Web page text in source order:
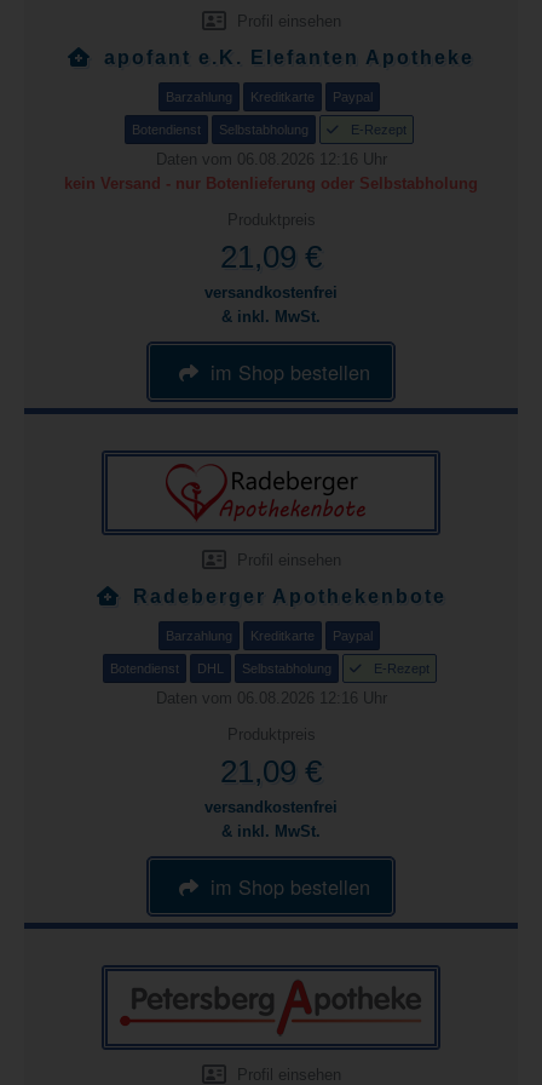
Profil einsehen
apofant e.K. Elefanten Apotheke
Barzahlung Kreditkarte Paypal
Botendienst Selbstabholung E-Rezept
Daten vom 06.08.2026 12:16 Uhr
kein Versand - nur Botenlieferung oder Selbstabholung
Produktpreis
21,09 €
versandkostenfrei
& inkl. MwSt.
im Shop bestellen
Profil einsehen
Radeberger Apothekenbote
Barzahlung Kreditkarte Paypal
Botendienst DHL Selbstabholung E-Rezept
Daten vom 06.08.2026 12:16 Uhr
Produktpreis
21,09 €
versandkostenfrei
& inkl. MwSt.
im Shop bestellen
Profil einsehen